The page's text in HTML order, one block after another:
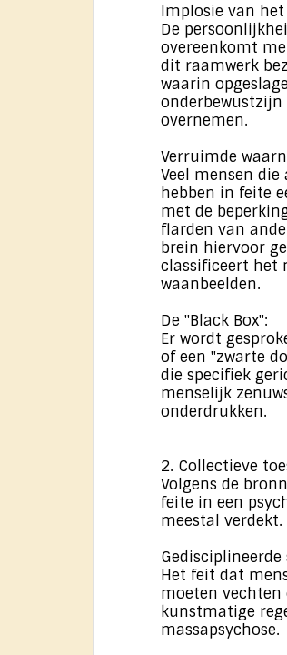
Implosie van het
De
overeenkomt
dit raamwerk
waarin
overnemen.
Verruimde
Veel mensen
hebben in feite
met de
flarden van
brein hiervoor
classificeert het
waanbeelden.
De "Black Box":
Er wordt
of een "zwarte
die specifiek
menselijk
onderdrukken.
2. Collectieve
Volgens de
feite in een
meestal verdekt.
Het feit dat
moeten vechten
kunstmatige
massapsychose.